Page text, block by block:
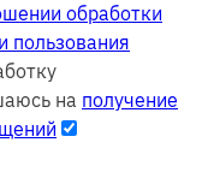
обработки
пользования
на получение